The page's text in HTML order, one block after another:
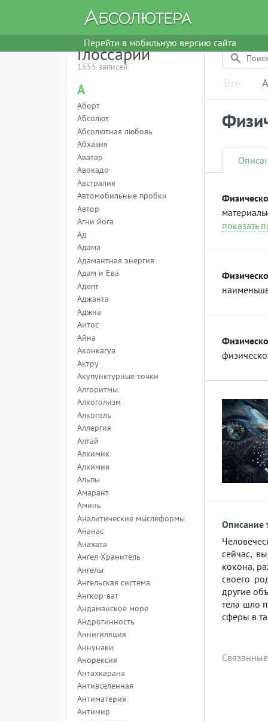
Перейти в мобильную версию сайта
Глоссарий
1555 записей
А
Аборт
Абсолют
Абсолютная любовь
Абхазия
Аватар
Авокадо
Австралия
Автомобильные пробки
Автор
Агни йога
Ад
Адама
Адамантная энергия
Адам и Ева
Адепт
Аджанта
Аджна
Аитос
Айна
Аконкагуа
Актру
Акупунктурные точки
Алгоритмы
Алкоголизм
Алкоголь
Аллергия
Алтай
Алхимик
Алхимия
Альпы
Амарант
Аминь
Аналитические мыслеформы
Ананас
Анахата
Ангел-Хранитель
Ангелы
Ангельская система
Ангкор-ват
Андаманское море
Андрогинность
Аннигиляция
Аннунаки
Анорексия
Антахкарана
Антивселенная
Антиматерия
Антимир
Все А
показать
Описание
сейчас,
кокона,
своего
другие
тела шло
сферы в